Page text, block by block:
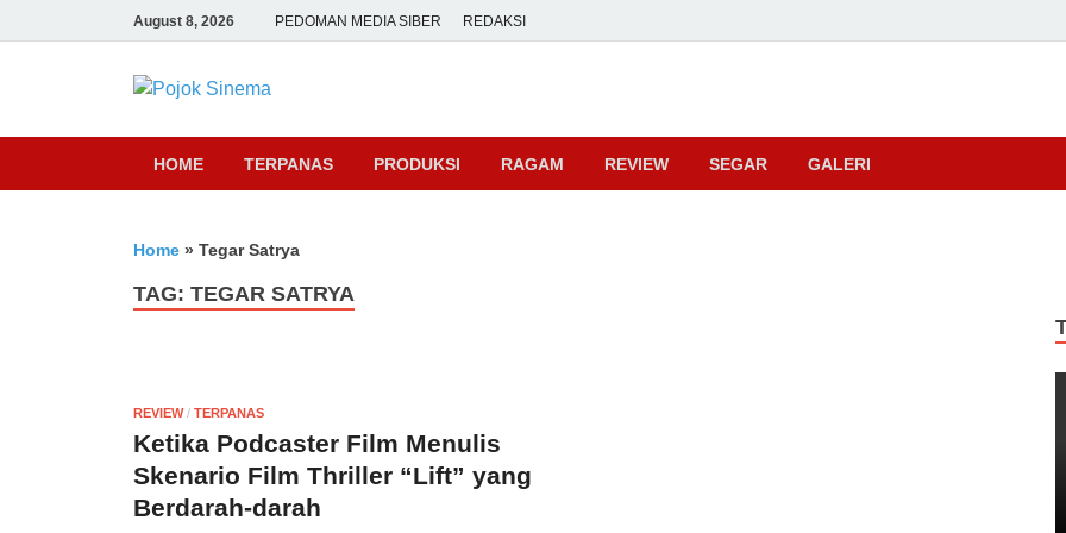
August 8, 2026 PEDOMAN MEDIA SIBER REDAKSI
Pojok Sinema
HOME TERPANAS PRODUKSI RAGAM REVIEW SEGAR GALERI
Home » Tegar Satrya
TAG: TEGAR SATRYA
REVIEW/ TERPANAS
Ketika Podcaster Film Menulis
Skenario Film Thriller “Lift” yang
Berdarah-darah